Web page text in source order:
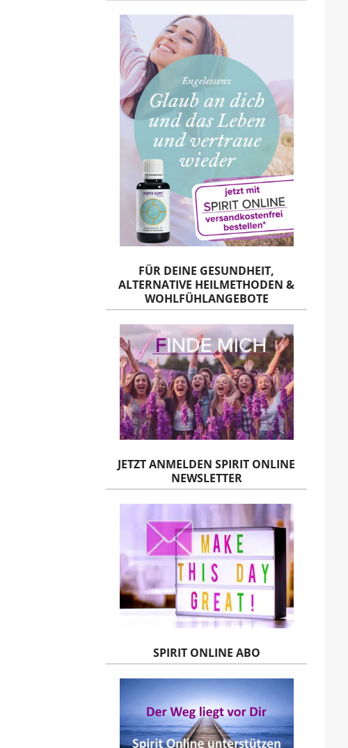
FÜR DEINE GESUNDHEIT,
ALTERNATIVE HEILMETHODEN &
WOHLFÜHLANGEBOTE
JETZT ANMELDEN SPIRIT ONLINE
NEWSLETTER
SPIRIT ONLINE ABO